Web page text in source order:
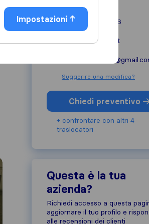
+39 339 630 1806
traslochitraversi.it
Suggerire una modifica?
Chiedi preventivo
+ confrontare con altri 4
traslocatori
Questa è la tua
azienda?
Richiedi accesso a questa
aggiornare il tuo profilo e
alle recensioni dei clienti
Impostazioni